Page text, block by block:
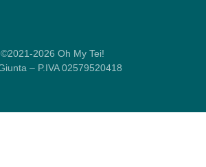
©2021-2026 Oh My Tei!
– P.IVA 02579520418